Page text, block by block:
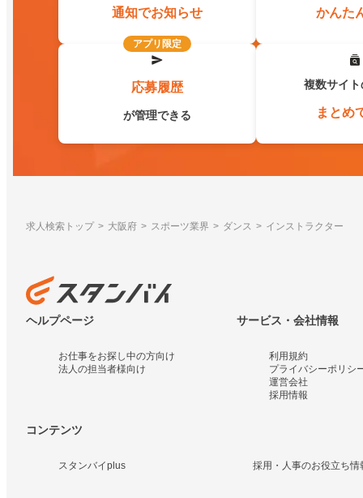
通知でお知らせ かんた
アプリ限定
応募履歴
が管理できる
複数サイ
まとめ
求人検索トップ 大阪府 スポーツ業界 ダンス インストラクター
ヘルプページ
お仕事をお探し中の方向け
法人の担当者様向け
サービス・会社情報
利用規約
プライバシーポリシ
運営会社
採用情報
コンテンツ
スタンバイplus 採用・人事のお役立ち情